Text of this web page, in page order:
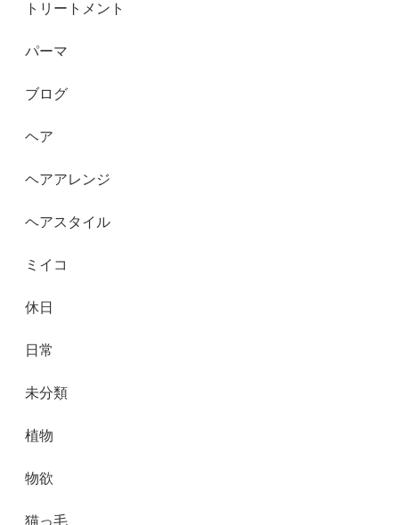
トリートメント
パーマ
ブログ
ヘア
ヘアアレンジ
ヘアスタイル
ミイコ
休日
日常
未分類
植物
物欲
猫っ毛